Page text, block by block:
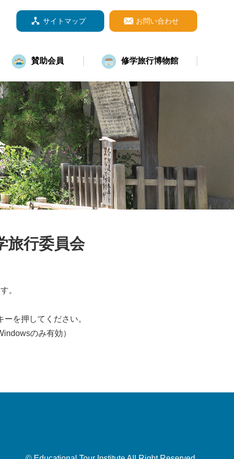
賛助会員 修学旅行博物館
サイトマップ お問い合わせ
旅行委員会
。
を押してください。
のみ有効）